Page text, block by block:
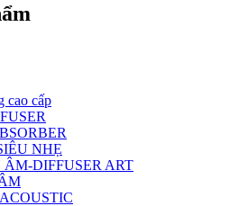
cao cấp
NHẸ
DIFFUSER ART